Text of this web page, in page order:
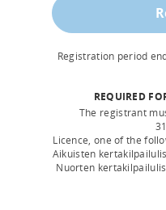
Registration period
REQUIRED
The registrant
Licence, one of the
Aikuisten
Nuorten